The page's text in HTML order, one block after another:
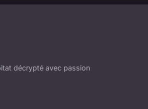
décrypté avec passion